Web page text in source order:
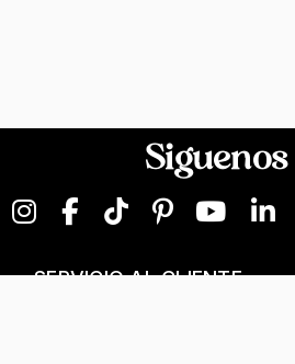
Siguenos
SERVICIO AL CLIENTE